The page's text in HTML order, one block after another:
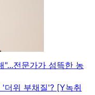
"...전문가가 섬뜩한 농
더위 부채질'? [Y녹취